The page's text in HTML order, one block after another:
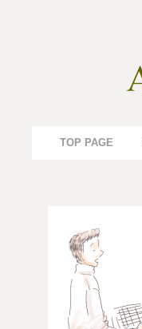
TOP PAGE